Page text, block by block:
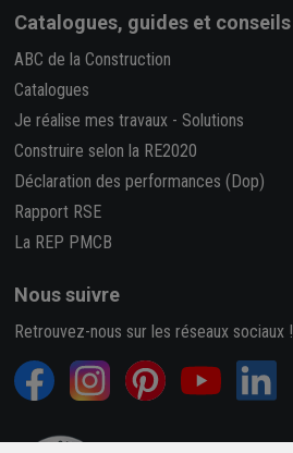
Catalogues, guides et conseils
ABC de la Construction
Catalogues
Je réalise mes travaux - Solutions
Construire selon la RE2020
Déclaration des performances (Dop)
Rapport RSE
La REP PMCB
Nous suivre
Retrouvez-nous sur les réseaux sociaux !